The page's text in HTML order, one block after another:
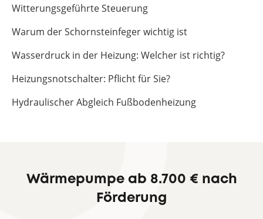
Witterungsgeführte Steuerung
Warum der Schornsteinfeger wichtig ist
Wasserdruck in der Heizung: Welcher ist richtig?
Heizungsnotschalter: Pflicht für Sie?
Hydraulischer Abgleich Fußbodenheizung
Wärmepumpe ab 8.700 € nach
Förderung